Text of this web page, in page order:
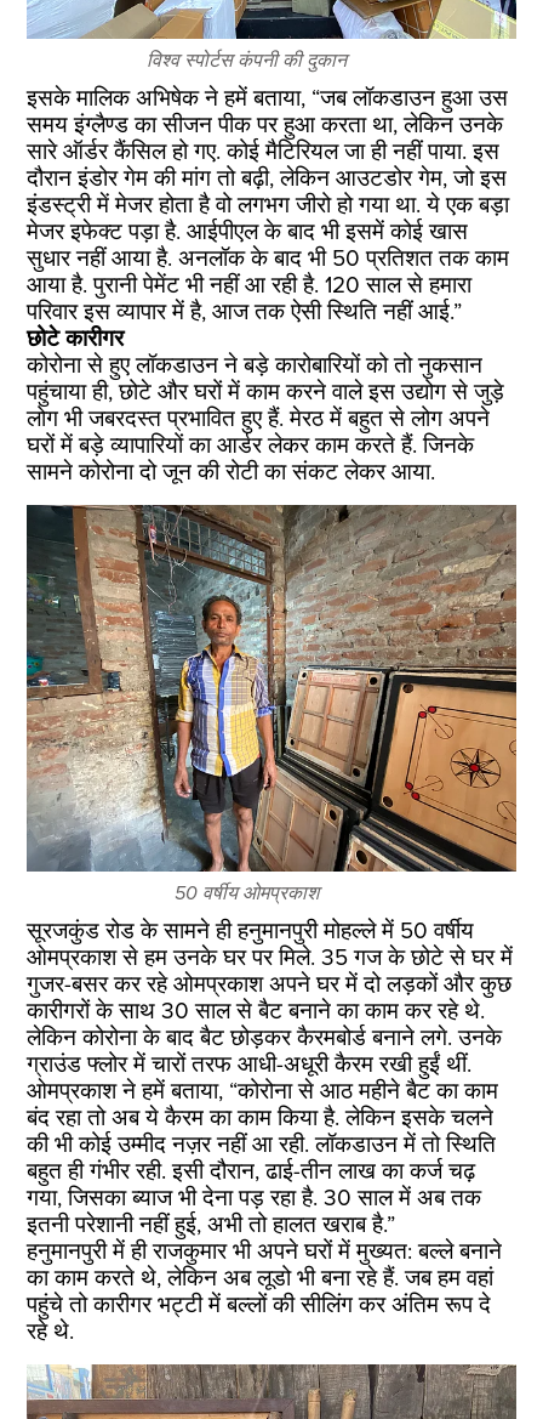
विश्व स्पोर्टस कंपनी की दुकान
इसके मालिक अभिषेक ने हमें बताया, “जब लॉकडाउन हुआ उस
समय इंग्लैण्ड का सीजन पीक पर हुआ करता था, लेकिन उनके
सारे ऑर्डर कैंसिल हो गए. कोई मैटिरियल जा ही नहीं पाया. इस
दौरान इंडोर गेम की मांग तो बढ़ी, लेकिन आउटडोर गेम, जो इस
इंडस्ट्री में मेजर होता है वो लगभग जीरो हो गया था. ये एक बड़ा
मेजर इफेक्ट पड़ा है. आईपीएल के बाद भी इसमें कोई खास
सुधार नहीं आया है. अनलॉक के बाद भी 50 प्रतिशत तक काम
आया है. पुरानी पेमेंट भी नहीं आ रही है. 120 साल से हमारा
परिवार इस व्यापार में है, आज तक ऐसी स्थिति नहीं आई.”
छोटे कारीगर
कोरोना से हुए लॉकडाउन ने बड़े कारोबारियों को तो नुकसान
पहुंचाया ही, छोटे और घरों में काम करने वाले इस उद्योग से जुड़े
लोग भी जबरदस्त प्रभावित हुए हैं. मेरठ में बहुत से लोग अपने
घरों में बड़े व्यापारियों का आर्डर लेकर काम करते हैं. जिनके
सामने कोरोना दो जून की रोटी का संकट लेकर आया.
50 वर्षीय ओमप्रकाश
सूरजकुंड रोड के सामने ही हनुमानपुरी मोहल्ले में 50 वर्षीय
ओमप्रकाश से हम उनके घर पर मिले. 35 गज के छोटे से घर में
गुजर-बसर कर रहे ओमप्रकाश अपने घर में दो लड़कों और कुछ
कारीगरों के साथ 30 साल से बैट बनाने का काम कर रहे थे.
लेकिन कोरोना के बाद बैट छोड़कर कैरमबोर्ड बनाने लगे. उनके
ग्राउंड फ्लोर में चारों तरफ आधी-अधूरी कैरम रखी हुईं थीं.
ओमप्रकाश ने हमें बताया, “कोरोना से आठ महीने बैट का काम
बंद रहा तो अब ये कैरम का काम किया है. लेकिन इसके चलने
की भी कोई उम्मीद नज़र नहीं आ रही. लॉकडाउन में तो स्थिति
बहुत ही गंभीर रही. इसी दौरान, ढाई-तीन लाख का कर्ज चढ़
गया, जिसका ब्याज भी देना पड़ रहा है. 30 साल में अब तक
इतनी परेशानी नहीं हुई, अभी तो हालत खराब है.”
हनुमानपुरी में ही राजकुमार भी अपने घरों में मुख्यत: बल्ले बनाने
का काम करते थे, लेकिन अब लूडो भी बना रहे हैं. जब हम वहां
पहुंचे तो कारीगर भट्टी में बल्लों की सीलिंग कर अंतिम रूप दे
रहे थे.